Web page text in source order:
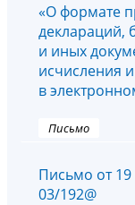
«О формате
деклараций,
и иных
исчисления
в
Письмо
Письмо от
03/192@